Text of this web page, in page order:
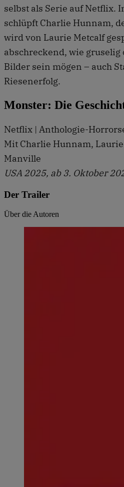
selbst als Serie auf Netflix.
schlüpft Charlie Hunnam,
wird von Laurie Metcalf
abschreckend, wie
Bilder sein mögen – auch
Riesenerfolg.
Monster: Die
Netflix | Anthologie-
Mit Charlie Hunnam,
Manville
USA 2025, ab 3. Oktober
Der Trailer
Über die Autoren